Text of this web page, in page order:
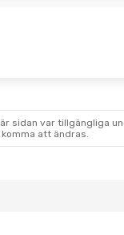
sidan var tillgängliga
att ändras.